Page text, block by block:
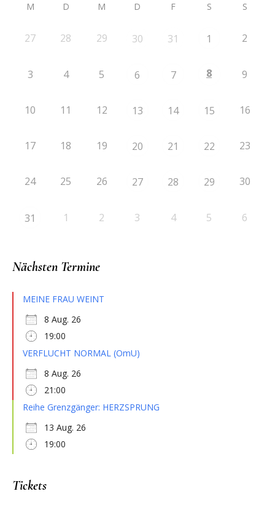
M D M D F S S
27 28 29 30 31 1 2
3 4 5 6 7 8 9
10 11 12 13 14 15 16
17 18 19 20 21 22 23
24 25 26 27 28 29 30
31 1 2 3 4 5 6
Nächsten Termine
MEINE FRAU WEINT
8 Aug. 26
19:00
VERFLUCHT NORMAL (OmU)
8 Aug. 26
21:00
Reihe Grenzgänger: HERZSPRUNG
13 Aug. 26
19:00
Tickets